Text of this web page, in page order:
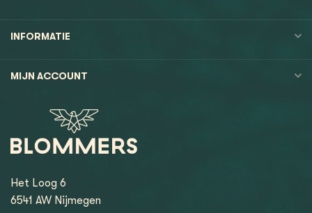
INFORMATIE
MIJN ACCOUNT
Het Loog 6
6541 AW Nijmegen